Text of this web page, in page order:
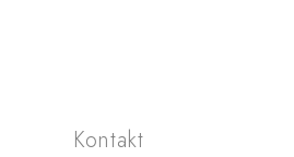
Kontakt